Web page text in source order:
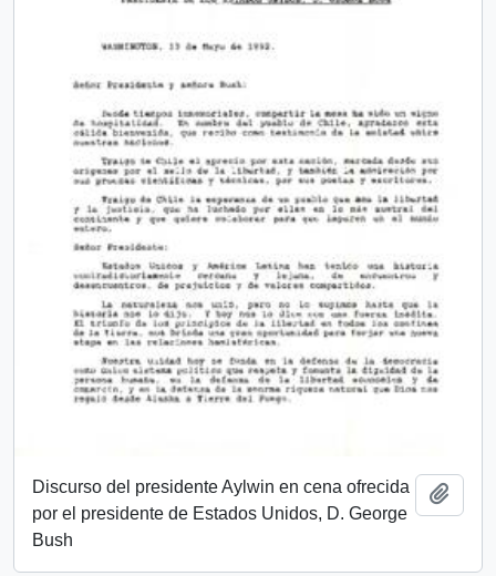
Discurso del presidente Aylwin en cena ofrecida
por el presidente de Estados Unidos, D. George
Bush